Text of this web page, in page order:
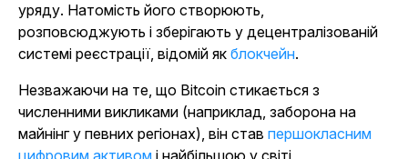
уряду. Натомість його створюють,
розповсюджують і зберігають у децентралізованій
системі реєстрації, відомій як блокчейн.
Незважаючи на те, що Bitcoin стикається з
численними викликами (наприклад, заборона на
майнінг у певних регіонах), він став першокласним
цифровим активом і найбільшою у світі